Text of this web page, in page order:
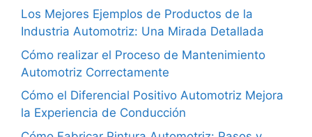
Los Mejores Ejemplos de Productos de la
Industria Automotriz: Una Mirada Detallada
Cómo realizar el Proceso de Mantenimiento
Automotriz Correctamente
Cómo el Diferencial Positivo Automotriz Mejora
la Experiencia de Conducción